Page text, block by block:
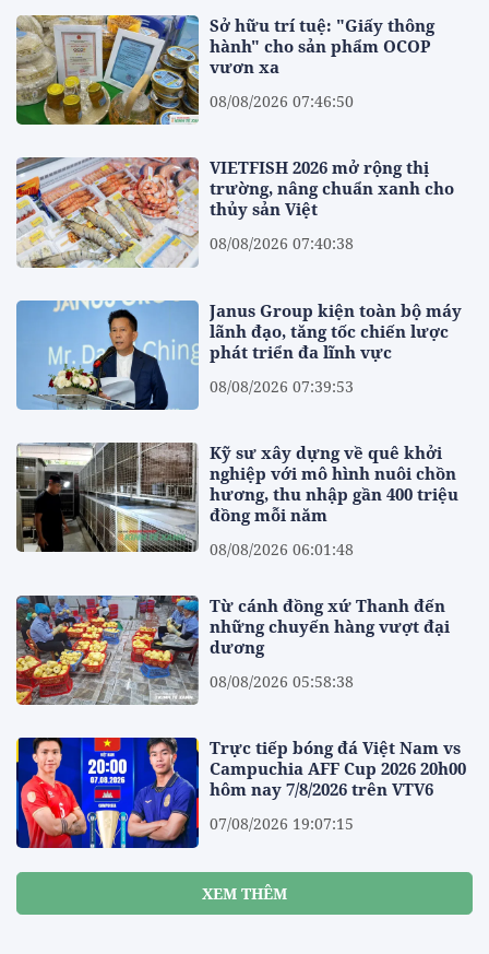
Sở hữu trí tuệ: "Giấy thông
hành" cho sản phẩm OCOP
vươn xa
08/08/2026 07:46:50
VIETFISH 2026 mở rộng thị
trường, nâng chuẩn xanh cho
thủy sản Việt
08/08/2026 07:40:38
Janus Group kiện toàn bộ máy
lãnh đạo, tăng tốc chiến lược
phát triển đa lĩnh vực
08/08/2026 07:39:53
Kỹ sư xây dựng về quê khởi
nghiệp với mô hình nuôi chồn
hương, thu nhập gần 400 triệu
đồng mỗi năm
08/08/2026 06:01:48
Từ cánh đồng xứ Thanh đến
những chuyến hàng vượt đại
dương
08/08/2026 05:58:38
Trực tiếp bóng đá Việt Nam vs
Campuchia AFF Cup 2026 20h00
hôm nay 7/8/2026 trên VTV6
07/08/2026 19:07:15
XEM THÊM